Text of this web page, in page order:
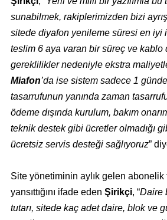
sunabilmek, rakiplerimizden bizi
sitede diyafon yenileme süresi en iyi
teslim 6 aya varan bir süreç ve kablo
gereklilikler nedeniyle ekstra
Miafon’da ise sistem sadece 1
tasarrufunun yanında zaman
ödeme dışında kurulum, bakım
teknik destek gibi ücretler olmadığı
ücretsiz servis desteği sağlıyoruz”
Site yönetiminin aylık gelen abonelik
yansıttığını ifade eden Şirikçi, “Daire
tutarı, sitede kaç adet daire, blok ve